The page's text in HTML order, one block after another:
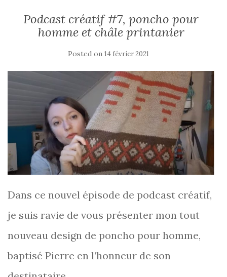
Podcast créatif #7, poncho pour
homme et châle printanier
Posted on 14 février 2021
Dans ce nouvel épisode de podcast créatif,
je suis ravie de vous présenter mon tout
nouveau design de poncho pour homme,
baptisé Pierre en l’honneur de son